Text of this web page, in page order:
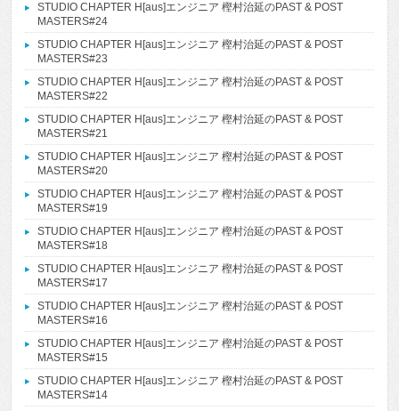
STUDIO CHAPTER H[aus]エンジニア 樫村治延のPAST & POST
MASTERS#24
STUDIO CHAPTER H[aus]エンジニア 樫村治延のPAST & POST
MASTERS#23
STUDIO CHAPTER H[aus]エンジニア 樫村治延のPAST & POST
MASTERS#22
STUDIO CHAPTER H[aus]エンジニア 樫村治延のPAST & POST
MASTERS#21
STUDIO CHAPTER H[aus]エンジニア 樫村治延のPAST & POST
MASTERS#20
STUDIO CHAPTER H[aus]エンジニア 樫村治延のPAST & POST
MASTERS#19
STUDIO CHAPTER H[aus]エンジニア 樫村治延のPAST & POST
MASTERS#18
STUDIO CHAPTER H[aus]エンジニア 樫村治延のPAST & POST
MASTERS#17
STUDIO CHAPTER H[aus]エンジニア 樫村治延のPAST & POST
MASTERS#16
STUDIO CHAPTER H[aus]エンジニア 樫村治延のPAST & POST
MASTERS#15
STUDIO CHAPTER H[aus]エンジニア 樫村治延のPAST & POST
MASTERS#14